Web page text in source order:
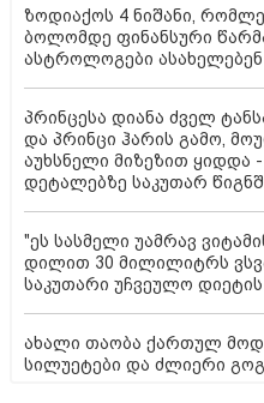
ზოდიაქოს 4 ნიშანი,
ბოლომდე ფინანსური
ასტროლოგები ასახელებენ
პრინცესა დიანა ძველ
და პრინცი ჰარის გამო,
აუხსნელი მიზეზით
დეტალებზე საკუთარ
"ეს სასმელი უამრავ
დილით 30 მილილიტრს
საკუთარი უჩვეულო
ახალი თაობა ქართულ
სილუეტები და ძლიერი